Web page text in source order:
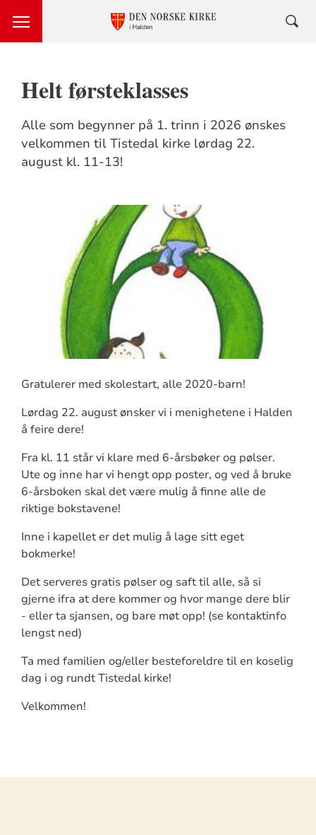
Helt førsteklasses
Alle som begynner på 1. trinn i 2026 ønskes
velkommen til Tistedal kirke lørdag 22.
august kl. 11-13!
Gratulerer med skolestart, alle 2020-barn!
Lørdag 22. august ønsker vi i menighetene i Halden
å feire dere!
Fra kl. 11 står vi klare med 6-årsbøker og pølser.
Ute og inne har vi hengt opp poster, og ved å bruke
6-årsboken skal det være mulig å finne alle de
riktige bokstavene!
Inne i kapellet er det mulig å lage sitt eget
bokmerke!
Det serveres gratis pølser og saft til alle, så si
gjerne ifra at dere kommer og hvor mange dere blir
- eller ta sjansen, og bare møt opp! (se kontaktinfo
lengst ned)
Ta med familien og/eller besteforeldre til en koselig
dag i og rundt Tistedal kirke!
Velkommen!